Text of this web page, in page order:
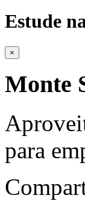
Estude
×
Monte
para